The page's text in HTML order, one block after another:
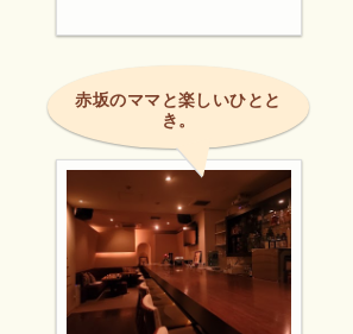
赤坂のママと楽しいひとと
き。